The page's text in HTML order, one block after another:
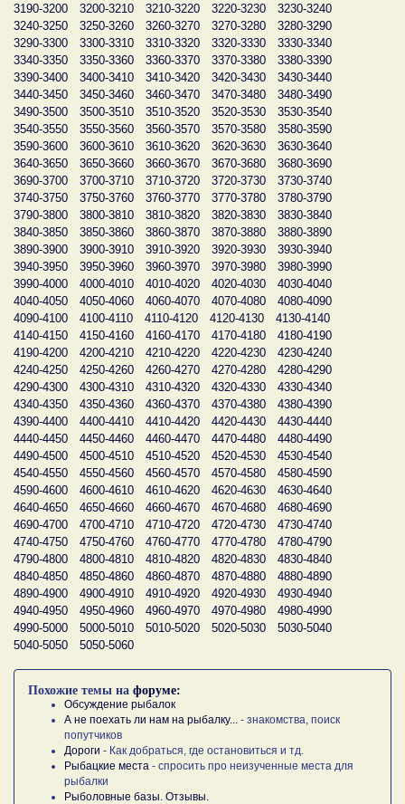
3190-3200
3200-3210 3210-3220 3220-3230
3230-3240
3240-3250
3250-3260 3260-3270 3270-3280
3280-3290
3290-3300
3300-3310 3310-3320 3320-3330
3330-3340
3340-3350
3350-3360 3360-3370 3370-3380
3380-3390
3390-3400
3400-3410 3410-3420 3420-3430
3430-3440
3440-3450
3450-3460 3460-3470 3470-3480
3480-3490
3490-3500
3500-3510 3510-3520 3520-3530
3530-3540
3540-3550
3550-3560 3560-3570 3570-3580
3580-3590
3590-3600
3600-3610 3610-3620 3620-3630
3630-3640
3640-3650
3650-3660 3660-3670 3670-3680
3680-3690
3690-3700
3700-3710 3710-3720 3720-3730
3730-3740
3740-3750
3750-3760 3760-3770 3770-3780
3780-3790
3790-3800
3800-3810 3810-3820 3820-3830
3830-3840
3840-3850
3850-3860 3860-3870 3870-3880
3880-3890
3890-3900
3900-3910 3910-3920 3920-3930
3930-3940
3940-3950
3950-3960 3960-3970 3970-3980
3980-3990
3990-4000
4000-4010 4010-4020 4020-4030
4030-4040
4040-4050
4050-4060 4060-4070 4070-4080
4080-4090
4090-4100
4100-4110 4110-4120 4120-4130
4130-4140
4140-4150
4150-4160 4160-4170 4170-4180
4180-4190
4190-4200
4200-4210 4210-4220 4220-4230
4230-4240
4240-4250
4250-4260 4260-4270 4270-4280
4280-4290
4290-4300
4300-4310 4310-4320 4320-4330
4330-4340
4340-4350
4350-4360 4360-4370 4370-4380
4380-4390
4390-4400
4400-4410 4410-4420 4420-4430
4430-4440
4440-4450
4450-4460 4460-4470 4470-4480
4480-4490
4490-4500
4500-4510 4510-4520 4520-4530
4530-4540
4540-4550
4550-4560 4560-4570 4570-4580
4580-4590
4590-4600
4600-4610 4610-4620 4620-4630
4630-4640
4640-4650
4650-4660 4660-4670 4670-4680
4680-4690
4690-4700
4700-4710 4710-4720 4720-4730
4730-4740
4740-4750
4750-4760 4760-4770 4770-4780
4780-4790
4790-4800
4800-4810 4810-4820 4820-4830
4830-4840
4840-4850
4850-4860 4860-4870 4870-4880
4880-4890
4890-4900
4900-4910 4910-4920 4920-4930
4930-4940
4940-4950
4950-4960 4960-4970 4970-4980
4980-4990
4990-5000
5000-5010 5010-5020 5020-5030
5030-5040
5040-5050
5050-5060
Похожие темы на форуме:
Обсуждение рыбалок
А не поехать ли нам на рыбалку...
- знакомства, поиск
попутчиков
Дороги - Как добраться, где остановиться и тд.
Рыбацкие места - спросить про неизученные места для
рыбалки
Рыболовные базы. Отзывы.